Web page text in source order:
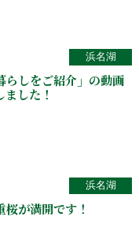
らしをご紹介」の動画
ました！
浜名湖
桜が満開です！
浜名湖